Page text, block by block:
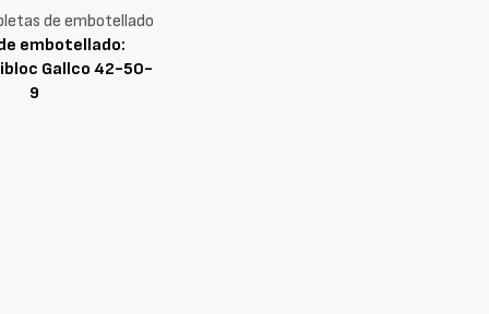
de embotellado
embotellado:
Gallco 42-50-
9